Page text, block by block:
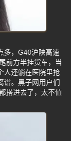
多，G40沪陕高速
前方半挂货车，当
人还躺在医院里抢
谱。黑子网用户们
搭进去了，太不值